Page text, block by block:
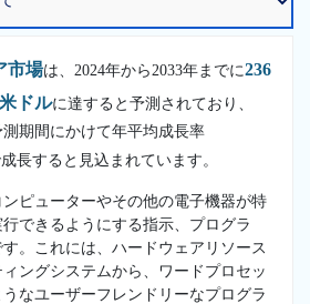
市場は、2024年から2033年までに236
ドルに達すると予測されており、
測期間にかけて年平均成長率
長すると見込まれています。
ピューターやその他の電子機器が特
できるようにする指示、プログラ
。これには、ハードウェアリソース
ングシステムから、ワードプロセッ
なユーザーフレンドリーなプログラ